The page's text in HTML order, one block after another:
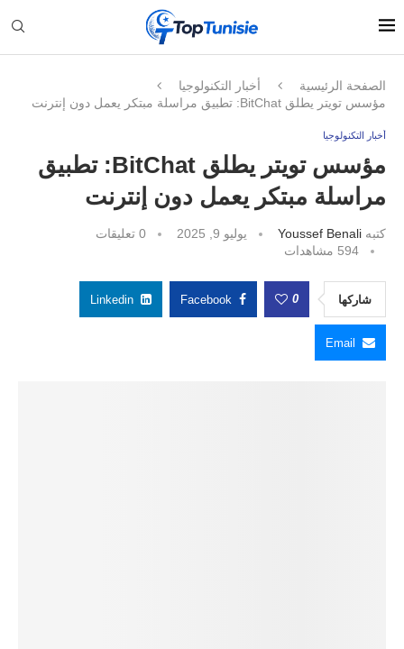
الصفحة الرئيسية
أخبار التكنولوجيا
مؤسس تويتر يطلق BitChat: تطبيق مراسلة مبتكر يعمل دون إنترنت
أخبار التكنولوجيا
مؤسس تويتر يطلق BitChat: تطبيق
مراسلة مبتكر يعمل دون إنترنت
كتبه Youssef Benali يوليو 9, 2025
0 تعليقات
594 مشاهدات
شاركها 0
Facebook
Linkedin
Email